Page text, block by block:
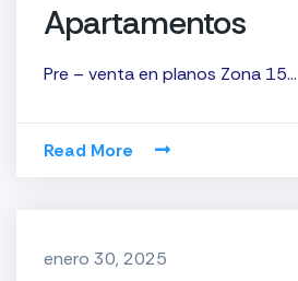
Apartamentos
Pre – venta en planos Zona 15…
Read More
enero 30, 2025